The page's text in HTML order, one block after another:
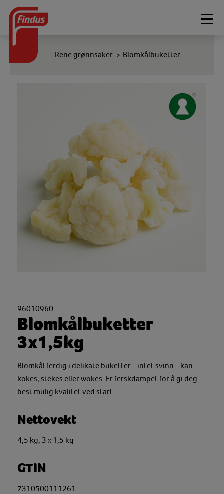
Rene grønnsaker > Blomkålbuketter
96010960
Blomkålbuketter
3x1,5kg
Blomkål ferdig i delikate buketter - intet svinn - kan
kokes, stekes eller wokes. Er ferskdampet for å gi deg
best mulig kvalitet ved start.
Nettovekt
4,5 kg, 3 x 1,5 kg
GTIN
7310500111261